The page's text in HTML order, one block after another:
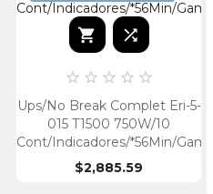
 
    
Ups/No Break Complet Eri-5-
015 T1500 750W/10
Cont/Indicadores/*56Min/Gamer
$2,885.59